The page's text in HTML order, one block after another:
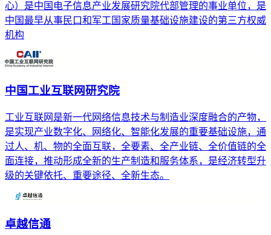
心）是中国电子信息产业发展研究院代部管理的事业单位，是
中国最早从事民口和军工国家质量基础设施建设的第三方权威
机构
中国工业互联网研究院
工业互联网是新一代网络信息技术与制造业深度融合的产物，
是实现产业数字化、网络化、智能化发展的重要基础设施，通
过人、机、物的全面互联，全要素、全产业链、全价值链的全
面连接，推动形成全新的生产制造和服务体系，是经济转型升
级的关键依托、重要途径、全新生态。
卓越信通